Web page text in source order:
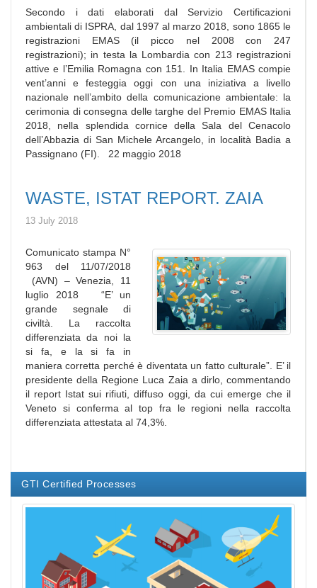
Secondo i dati elaborati dal Servizio Certificazioni
ambientali di ISPRA, dal 1997 al marzo 2018, sono 1865 le
registrazioni EMAS (il picco nel 2008 con 247
registrazioni); in testa la Lombardia con 213 registrazioni
attive e l’Emilia Romagna con 151. In Italia EMAS compie
vent’anni e festeggia oggi con una iniziativa a livello
nazionale nell’ambito della comunicazione ambientale: la
cerimonia di consegna delle targhe del Premio EMAS Italia
2018, nella splendida cornice della Sala del Cenacolo
dell’Abbazia di San Michele Arcangelo, in località Badia a
Passignano (FI). 22 maggio 2018
WASTE, ISTAT REPORT. ZAIA
13 July 2018
Comunicato stampa N°
963 del 11/07/2018
(AVN) – Venezia, 11
luglio 2018 “E’ un
grande segnale di
civiltà. La raccolta
differenziata da noi la
si fa, e la si fa in
maniera corretta perché è diventata un fatto culturale”. E’ il
presidente della Regione Luca Zaia a dirlo, commentando
il report Istat sui rifiuti, diffuso oggi, da cui emerge che il
Veneto si conferma al top fra le regioni nella raccolta
differenziata attestata al 74,3%.
GTI Certified Processes